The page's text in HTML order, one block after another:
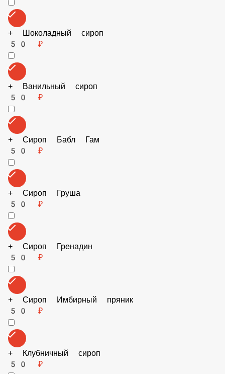
50 ₽
+ Шоколадный сироп
50 ₽
+ Ванильный сироп
50 ₽
+ Сироп Бабл Гам
50 ₽
+ Сироп Груша